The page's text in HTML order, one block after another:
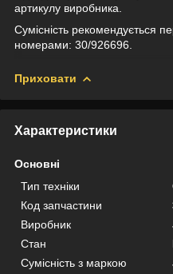
артикулу виробника.
Сумісність рекомендується
номерами: 30/926696.
Приховати
Характеристики
Основні
Тип техніки
Код запчастини
Виробник
Стан
Сумісність з маркою